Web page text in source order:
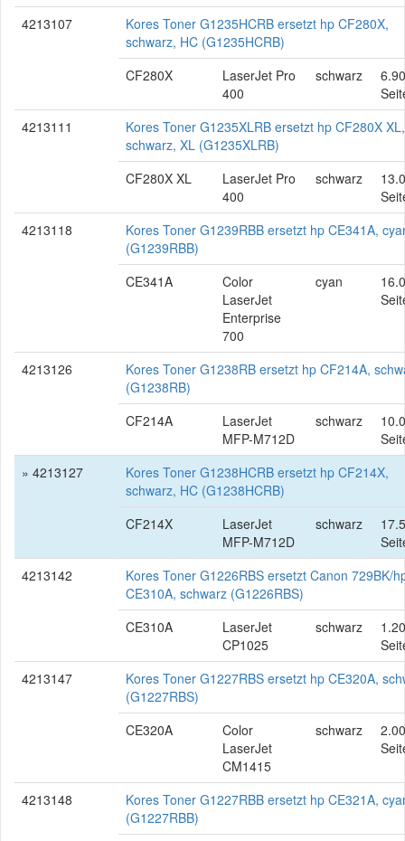
4213107
Kores Toner G1235HCRB ersetzt hp CF280X,
schwarz, HC (G1235HCRB)
CF280X
LaserJet Pro
400
schwarz
4213111
Kores Toner G1235XLRB ersetzt hp CF280X XL,
schwarz, XL (G1235XLRB)
CF280X XL
LaserJet Pro
400
schwarz
4213118
Kores Toner G1239RBB ersetzt hp CE341A,
(G1239RBB)
CE341A
Color
LaserJet
Enterprise
700
cyan
4213126
Kores Toner G1238RB ersetzt hp CF214A,
(G1238RB)
CF214A
LaserJet
MFP-M712D
schwarz
» 4213127
Kores Toner G1238HCRB ersetzt hp CF214X,
schwarz, HC (G1238HCRB)
CF214X
LaserJet
MFP-M712D
schwarz
4213142
Kores Toner G1226RBS ersetzt Canon 729BK/
CE310A, schwarz (G1226RBS)
CE310A
LaserJet
CP1025
schwarz
4213147
Kores Toner G1227RBS ersetzt hp CE320A,
(G1227RBS)
CE320A
Color
LaserJet
CM1415
schwarz
4213148
Kores Toner G1227RBB ersetzt hp CE321A,
(G1227RBB)